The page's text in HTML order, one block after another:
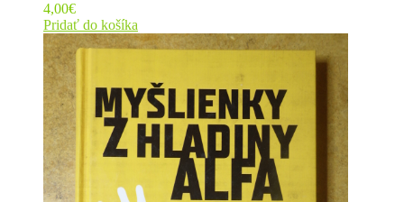
4,00€
Pridať do košíka